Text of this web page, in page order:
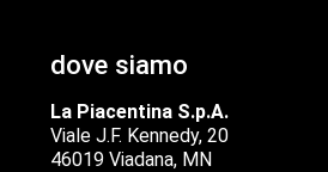
dove siamo
La Piacentina S.p.A.
Viale J.F. Kennedy, 20
46019 Viadana, MN